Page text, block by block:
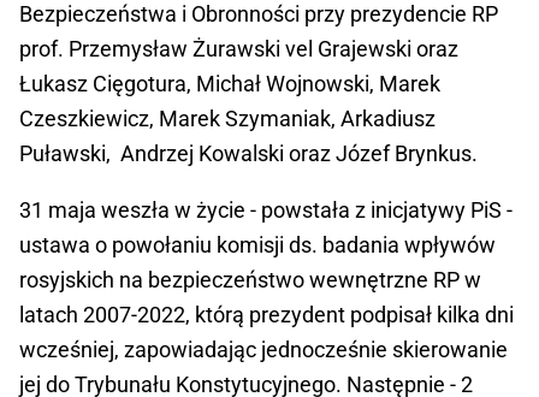
Bezpieczeństwa i Obronności przy prezydencie RP
prof. Przemysław Żurawski vel Grajewski oraz
Łukasz Cięgotura, Michał Wojnowski, Marek
Czeszkiewicz, Marek Szymaniak, Arkadiusz
Puławski, Andrzej Kowalski oraz Józef Brynkus.
31 maja weszła w życie - powstała z inicjatywy PiS -
ustawa o powołaniu komisji ds. badania wpływów
rosyjskich na bezpieczeństwo wewnętrzne RP w
latach 2007-2022, którą prezydent podpisał kilka dni
wcześniej, zapowiadając jednocześnie skierowanie
jej do Trybunału Konstytucyjnego. Następnie - 2